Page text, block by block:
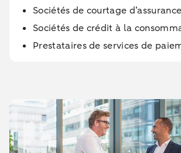
Sociétés de courtage d’assurance
Sociétés de crédit à la
Prestataires de services de